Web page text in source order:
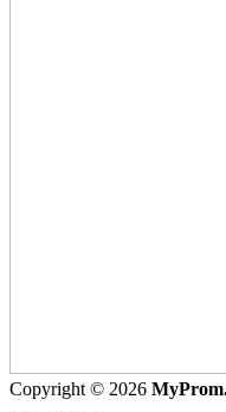
Copyright © 2026